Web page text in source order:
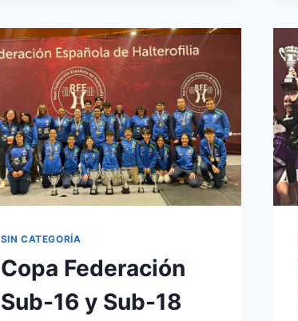
SIN CATEGORÍA
Copa Federación
Sub-16 y Sub-18